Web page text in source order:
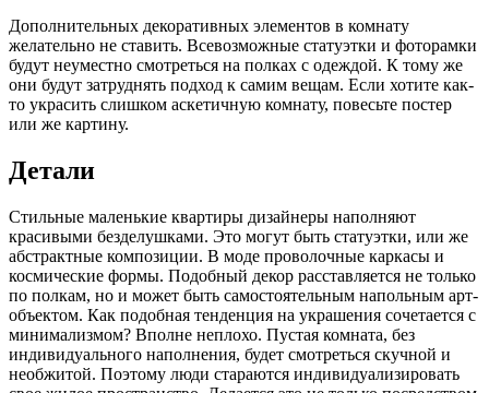
Дополнительных декоративных элементов в комнату
желательно не ставить. Всевозможные статуэтки и фоторамки
будут неуместно смотреться на полках с одеждой. К тому же
они будут затруднять подход к самим вещам. Если хотите как-
то украсить слишком аскетичную комнату, повесьте постер
или же картину.
Детали
Стильные маленькие квартиры дизайнеры наполняют
красивыми безделушками. Это могут быть статуэтки, или же
абстрактные композиции. В моде проволочные каркасы и
космические формы. Подобный декор расставляется не только
по полкам, но и может быть самостоятельным напольным арт-
объектом. Как подобная тенденция на украшения сочетается с
минимализмом? Вполне неплохо. Пустая комната, без
индивидуального наполнения, будет смотреться скучной и
необжитой. Поэтому люди стараются индивидуализировать